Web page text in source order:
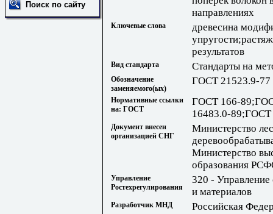
Поиск по сайту
направлениях
Ключевые слова
древесина
результатов
Вид стандарта Стандарты на
Обозначение
заменяемого(ых)
ГОСТ 21523.9-77
Нормативные ссылки
на: ГОСТ
ГОСТ 166-
16483.0-
Документ внесен
организацией СНГ
Министерство
Министерство
образования
Управление
Ростехрегулирования
320 - Управление
и материалов
Разработчик МНД Российская